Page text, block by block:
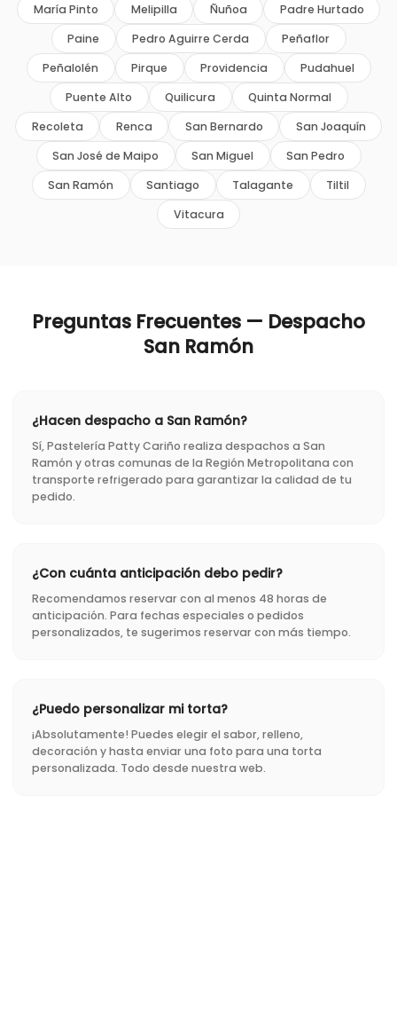
María Pinto Melipilla Ñuñoa
Padre Hurtado
Paine
Pedro Aguirre Cerda
Peñaflor
Peñalolén
Pirque Providencia
Pudahuel
Puente Alto
Quilicura
Quinta Normal
Recoleta
Renca San Bernardo
San Joaquín
San José de Maipo
San Miguel
San Pedro
San Ramón
Santiago Talagante
Tiltil
Vitacura
Preguntas Frecuentes — Despacho
San Ramón
¿Hacen despacho a San Ramón?
Sí, Pastelería Patty Cariño realiza despachos a San
Ramón y otras comunas de la Región Metropolitana con
transporte refrigerado para garantizar la calidad de tu
pedido.
¿Con cuánta anticipación debo pedir?
Recomendamos reservar con al menos 48 horas de
anticipación. Para fechas especiales o pedidos
personalizados, te sugerimos reservar con más tiempo.
¿Puedo personalizar mi torta?
¡Absolutamente! Puedes elegir el sabor, relleno,
decoración y hasta enviar una foto para una torta
personalizada. Todo desde nuestra web.